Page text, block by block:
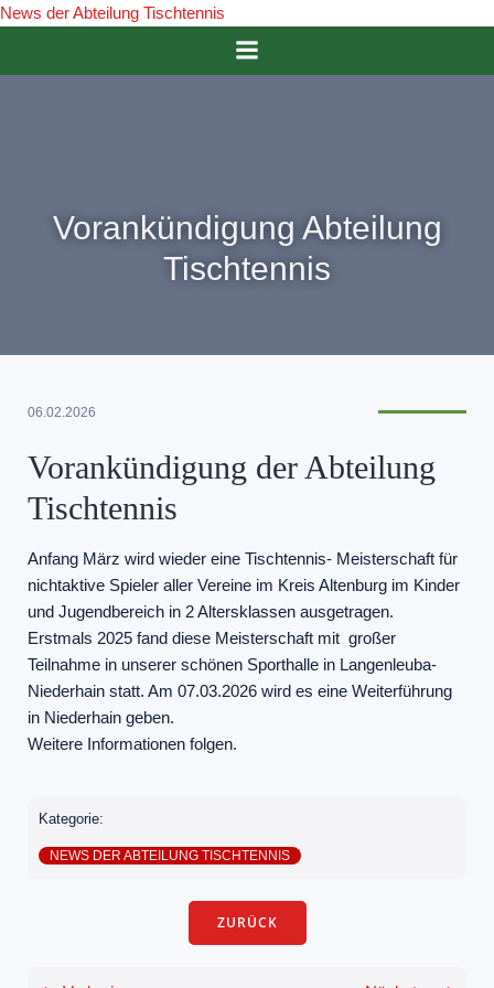
News der Abteilung Tischtennis
Vorankündigung Abteilung
Tischtennis
06.02.2026
Vorankündigung der Abteilung
Tischtennis
Anfang März wird wieder eine Tischtennis- Meisterschaft für
nichtaktive Spieler aller Vereine im Kreis Altenburg im Kinder
und Jugendbereich in 2 Altersklassen ausgetragen.
Erstmals 2025 fand diese Meisterschaft mit großer
Teilnahme in unserer schönen Sporthalle in Langenleuba-
Niederhain statt. Am 07.03.2026 wird es eine Weiterführung
in Niederhain geben.
Weitere Informationen folgen.
Kategorie:
NEWS DER ABTEILUNG TISCHTENNIS
ZURÜCK